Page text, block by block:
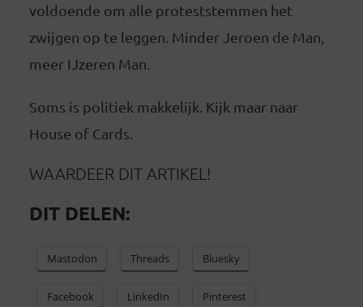
voldoende om alle proteststemmen het
zwijgen op te leggen. Minder Jeroen de Man,
meer IJzeren Man.
Soms is politiek makkelijk. Kijk maar naar
House of Cards.
WAARDEER DIT ARTIKEL!
DIT DELEN:
Mastodon Threads Bluesky
Facebook LinkedIn Pinterest